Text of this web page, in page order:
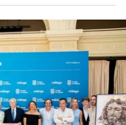
País Vasco